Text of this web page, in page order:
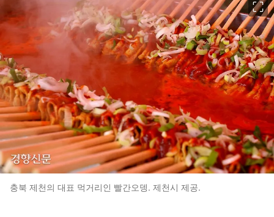
충북 제천의 대표 먹거리인 빨간오뎅. 제천시 제공.